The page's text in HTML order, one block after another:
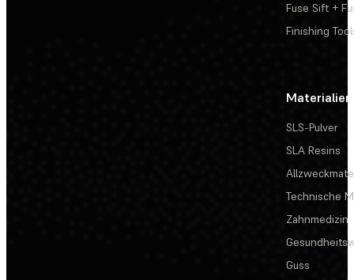
Fuse Sift +
Finishing
Materialien
SLS-Pulver
SLA Resins
Technische
Zahnmedizin
Guss